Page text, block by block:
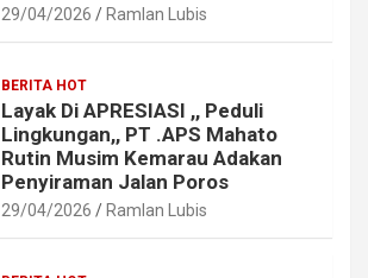
29/04/2026 Ramlan Lubis
BERITA HOT
Layak Di APRESIASI ,, Peduli
Lingkungan,, PT .APS Mahato
Rutin Musim Kemarau Adakan
Penyiraman Jalan Poros
29/04/2026 Ramlan Lubis